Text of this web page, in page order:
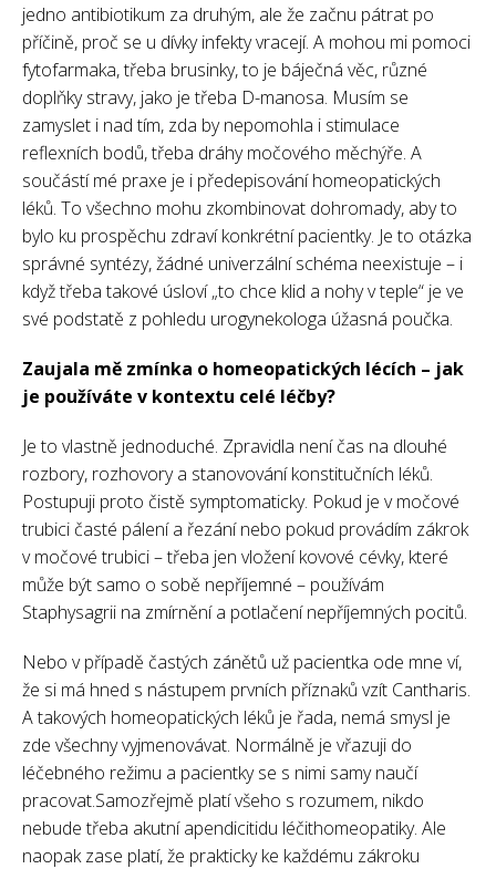
jedno antibiotikum za druhým, ale že začnu pátrat po
příčině, proč se u dívky infekty vracejí. A mohou mi pomoci
fytofarmaka, třeba brusinky, to je báječná věc, různé
doplňky stravy, jako je třeba D-manosa. Musím se
zamyslet i nad tím, zda by nepomohla i stimulace
reflexních bodů, třeba dráhy močového měchýře. A
součástí mé praxe je i předepisování homeopatických
léků. To všechno mohu zkombinovat dohromady, aby to
bylo ku prospěchu zdraví konkrétní pacientky. Je to otázka
správné syntézy, žádné univerzální schéma neexistuje – i
když třeba takové úsloví „to chce klid a nohy v teple“ je ve
své podstatě z pohledu urogynekologa úžasná poučka.
Zaujala mě zmínka o homeopatických lécích – jak
je používáte v kontextu celé léčby?
Je to vlastně jednoduché. Zpravidla není čas na dlouhé
rozbory, rozhovory a stanovování konstitučních léků.
Postupuji proto čistě symptomaticky. Pokud je v močové
trubici časté pálení a řezání nebo pokud provádím zákrok
v močové trubici – třeba jen vložení kovové cévky, které
může být samo o sobě nepříjemné – používám
Staphysagrii na zmírnění a potlačení nepříjemných pocitů.
Nebo v případě častých zánětů už pacientka ode mne ví,
že si má hned s nástupem prvních příznaků vzít Cantharis.
A takových homeopatických léků je řada, nemá smysl je
zde všechny vyjmenovávat. Normálně je vřazuji do
léčebného režimu a pacientky se s nimi samy naučí
pracovat.Samozřejmě platí všeho s rozumem, nikdo
nebude třeba akutní apendicitidu léčithomeopatiky. Ale
naopak zase platí, že prakticky ke každému zákroku